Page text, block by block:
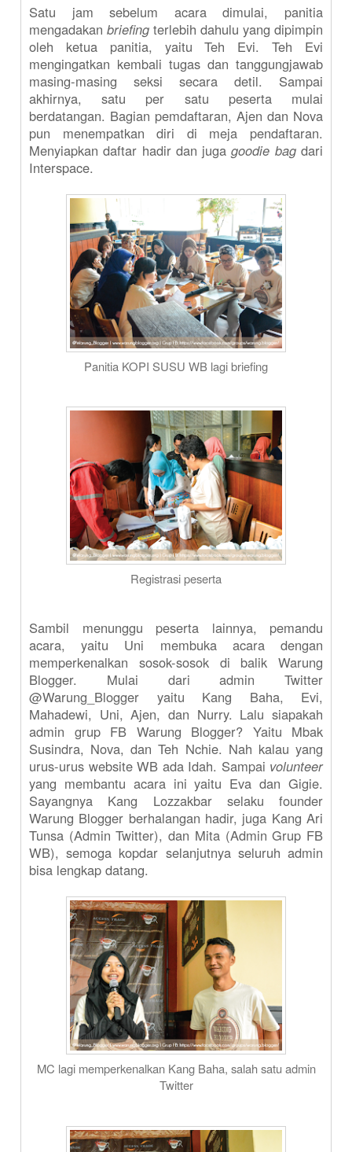
Satu jam sebelum acara dimulai, panitia
mengadakan briefing terlebih dahulu yang dipimpin
oleh ketua panitia, yaitu Teh Evi. Teh Evi
mengingatkan kembali tugas dan tanggungjawab
masing-masing seksi secara detil. Sampai
akhirnya, satu per satu peserta mulai
berdatangan. Bagian pemdaftaran, Ajen dan Nova
pun menempatkan diri di meja pendaftaran.
Menyiapkan daftar hadir dan jugagoodie bagdari
Interspace.
Panitia KOPI SUSU WB lagi briefing
Registrasi peserta
Sambil menunggu peserta lainnya, pemandu
acara, yaitu Uni membuka acara dengan
memperkenalkan sosok-sosok di balik Warung
Blogger. Mulai dari admin Twitter
@Warung_Blogger yaitu Kang Baha, Evi,
Mahadewi, Uni, Ajen, dan Nurry. Lalu siapakah
admin grup FB Warung Blogger? Yaitu Mbak
Susindra, Nova, dan Teh Nchie. Nah kalau yang
urus-urus website WB ada Idah. Sampai volunteer
yang membantu acara ini yaitu Eva dan Gigie.
Sayangnya Kang Lozzakbar selaku founder
Warung Blogger berhalangan hadir, juga Kang Ari
Tunsa (Admin Twitter), dan Mita (Admin Grup FB
WB), semoga kopdar selanjutnya seluruh admin
bisa lengkap datang.
MC lagi memperkenalkan Kang Baha, salah satu admin
Twitter